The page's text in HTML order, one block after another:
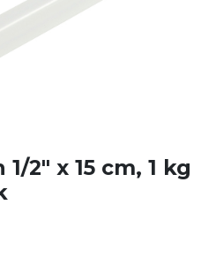
2" x 15 cm, 1 kg